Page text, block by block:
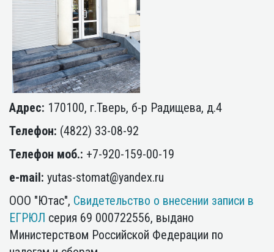
Адрес: 170100, г.Тверь, б-р Радищева, д.4
Телефон: (4822) 33-08-92
Телефон моб.: +7-920-159-00-19
e-mail: yutas-stomat@yandex.ru
ООО "Ютас", Свидетельство о внесении записи в
ЕГРЮЛ серия 69 000722556, выдано
Министерством Российской Федерации по